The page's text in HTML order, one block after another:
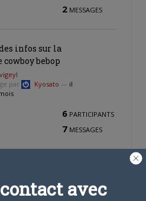
2 MESSAGES
infos sur la
cowboy bebop
par
Kyosato — il
6 PARTICIPANTS
7 MESSAGES
par
Mat — il y aavec